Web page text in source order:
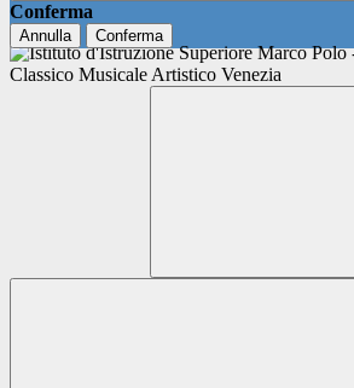
Conferma
Annulla Conferma